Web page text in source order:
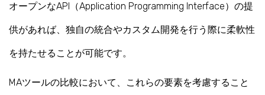
オープンなAPI（Application Programming Interface）の提
供があれば、独自の統合やカスタム開発を行う際に柔軟性
を持たせることが可能です。
MAツールの比較において、これらの要素を考慮すること